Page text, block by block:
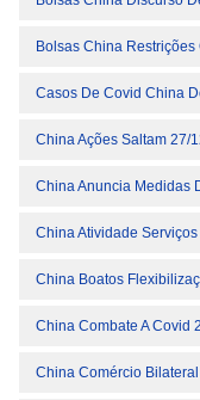
Bolsas China
Casos De Covid China
China Ações Saltam 27/
China Anuncia Medidas
China Atividade
China Boatos
China Combate A Covid
China Comércio